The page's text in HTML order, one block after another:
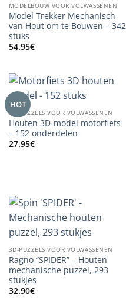
MODELBOUW VOOR VOLWASSENEN
Model Trekker Mechanisch
van Hout om te Bouwen – 342
stuks
54.95€
HOT
3D-PUZZELS VOOR VOLWASSENEN
Houten 3D-model motorfiets
– 152 onderdelen
27.95€
3D-PUZZELS VOOR VOLWASSENEN
Ragno “SPIDER” – Houten
mechanische puzzel, 293
stukjes
32.90€